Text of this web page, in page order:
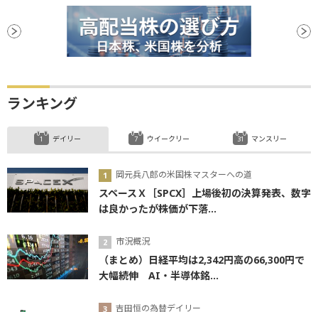
材料
ステーブルコイン
買収
ランキング
デイリー
岡元兵八郎の米国株マスターへの道
スペースＸ［SPCX］上場後初の決算発表、数字
は良かったが株価が下落...
市況概況
（まとめ）日経平均は2,342円高の66,300円で
大幅続伸 AI・半導体銘...
吉田恒の為替デイリー
ウイークリー マンスリー